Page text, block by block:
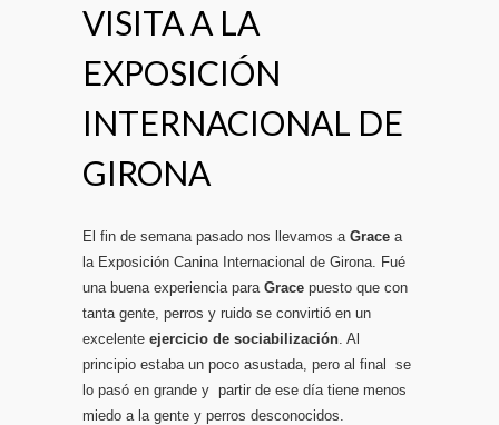
VISITA A LA
EXPOSICIÓN
INTERNACIONAL DE
GIRONA
El fin de semana pasado nos llevamos a Grace a
la Exposición Canina Internacional de Girona. Fué
una buena experiencia para Grace puesto que con
tanta gente, perros y ruido se convirtió en un
excelente ejercicio de sociabilización . Al
principio estaba un poco asustada, pero al final se
lo pasó en grande y partir de ese día tiene menos
miedo a la gente y perros desconocidos.